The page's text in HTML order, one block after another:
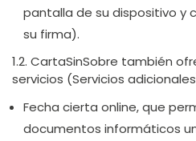
pantalla de su dispositivo y
su firma).
1.2. CartaSinSobre también
servicios (Servicios
Fecha cierta online, que
documentos informáticos